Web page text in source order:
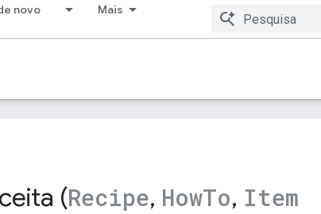
novo Mais
(Recipe, HowTo, Item